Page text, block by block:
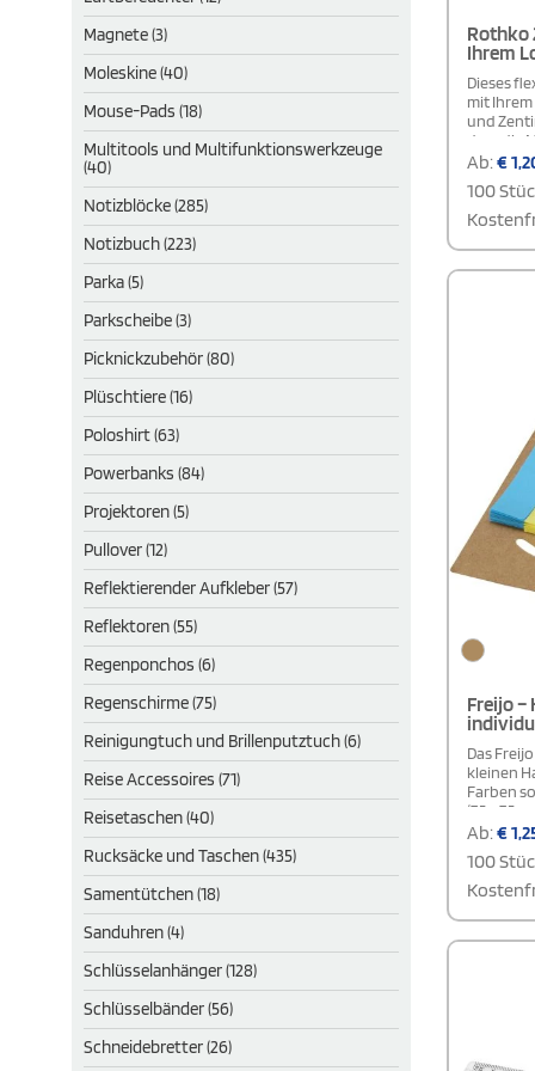
Magnete (3)
Moleskine (40)
Mouse-Pads (18)
Multitools und Multifunktionswerkzeuge
(40)
Notizblöcke (285)
Notizbuch (223)
Parka (5)
Parkscheibe (3)
Picknickzubehör (80)
Plüschtiere (16)
Poloshirt (63)
Powerbanks (84)
Projektoren (5)
Pullover (12)
Reflektierender Aufkleber (57)
Reflektoren (55)
Regenponchos (6)
Regenschirme (75)
Reinigungtuch und Brillenputztuch (6)
Reise Accessoires (71)
Reisetaschen (40)
Rucksäcke und Taschen (435)
Samentütchen (18)
Sanduhren (4)
Schlüsselanhänger (128)
Schlüsselbänder (56)
Schneidebretter (26)
Rothko
Ihrem
Dieses
mit
und
dass die
werden
sind
Büro
und
Farbe.
sich auf
Ab:€
100
Freijo
Das
kleinen
Farben
(7,5 × 7,5
jedem
genau
oder
Ab:€
100